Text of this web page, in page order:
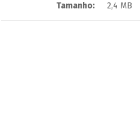
Tamanho: 2,4 MB